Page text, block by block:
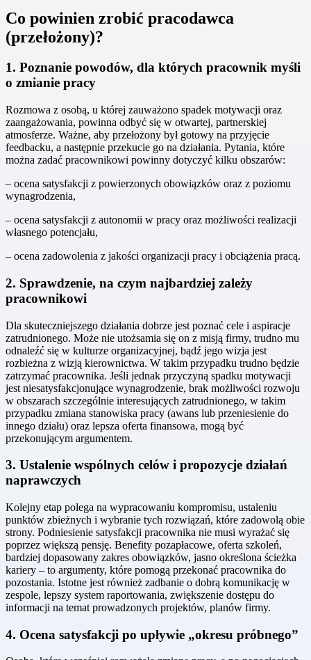
Co powinien zrobić pracodawca
(przełożony)?
1. Poznanie powodów, dla których pracownik myśli
o zmianie pracy
Rozmowa z osobą, u której zauważono spadek motywacji oraz
zaangażowania, powinna odbyć się w otwartej, partnerskiej
atmosferze. Ważne, aby przełożony był gotowy na przyjęcie
feedbacku, a następnie przekucie go na działania. Pytania, które
można zadać pracownikowi powinny dotyczyć kilku obszarów:
– ocena satysfakcji z powierzonych obowiązków oraz z poziomu
wynagrodzenia,
– ocena satysfakcji z autonomii w pracy oraz możliwości realizacji
własnego potencjału,
– ocena zadowolenia z jakości organizacji pracy i obciążenia pracą.
2. Sprawdzenie, na czym najbardziej zależy
pracownikowi
Dla skuteczniejszego działania dobrze jest poznać cele i aspiracje
zatrudnionego. Może nie utożsamia się on z misją firmy, trudno mu
odnaleźć się w kulturze organizacyjnej, bądź jego wizja jest
rozbieżna z wizją kierownictwa. W takim przypadku trudno będzie
zatrzymać pracownika. Jeśli jednak przyczyną spadku motywacji
jest niesatysfakcjonujące wynagrodzenie, brak możliwości rozwoju
w obszarach szczególnie interesujących zatrudnionego, w takim
przypadku zmiana stanowiska pracy (awans lub przeniesienie do
innego działu) oraz lepsza oferta finansowa, mogą być
przekonującym argumentem.
3. Ustalenie wspólnych celów i propozycje działań
naprawczych
Kolejny etap polega na wypracowaniu kompromisu, ustaleniu
punktów zbieżnych i wybranie tych rozwiązań, które zadowolą obie
strony. Podniesienie satysfakcji pracownika nie musi wyrażać się
poprzez większą pensję. Benefity pozapłacowe, oferta szkoleń,
bardziej dopasowany zakres obowiązków, jasno określona ścieżka
kariery – to argumenty, które pomogą przekonać pracownika do
pozostania. Istotne jest również zadbanie o dobrą komunikację w
zespole, lepszy system raportowania, zwiększenie dostępu do
informacji na temat prowadzonych projektów, planów firmy.
4. Ocena satysfakcji po upływie „okresu próbnego”